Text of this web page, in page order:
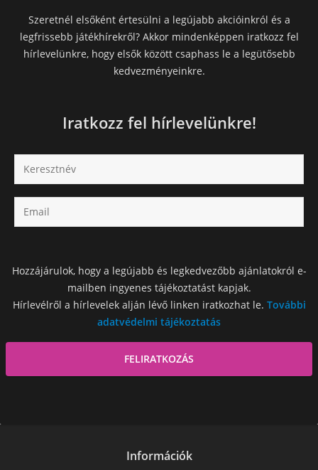
Szeretnél elsőként értesülni a legújabb akcióinkról és a
legfrissebb játékhírekről? Akkor mindenképpen iratkozz fel
hírlevelünkre, hogy elsők között csaphass le a legütősebb
kedvezményeinkre.
Iratkozz fel hírlevelünkre!
Hozzájárulok, hogy a legújabb és legkedvezőbb ajánlatokról e-
mailben ingyenes tájékoztatást kapjak.
Hírlevélről a hírlevelek alján lévő linken iratkozhat le. További
adatvédelmi tájékoztatás
Információk